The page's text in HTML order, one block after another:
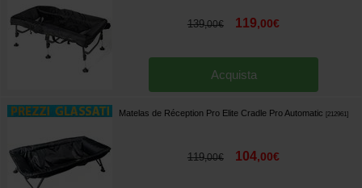
139,00€ 119,00€
Acquista
Matelas de Réception Pro Elite Cradle Pro Automatic 212961]
119,00€ 104,00€